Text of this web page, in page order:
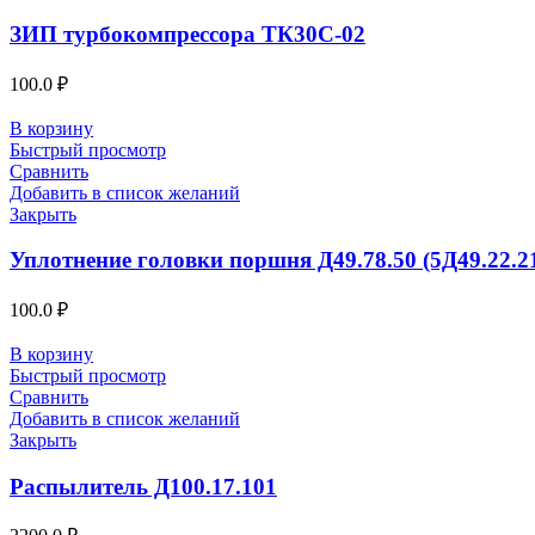
ЗИП турбокомпрессора ТК30С-02
100.0 ₽
В корзину
Быстрый просмотр
Сравнить
Добавить в список желаний
Закрыть
Уплотнение головки поршня Д49.78.50
100.0 ₽
В корзину
Быстрый просмотр
Сравнить
Добавить в список желаний
Закрыть
Распылитель Д100.17.101